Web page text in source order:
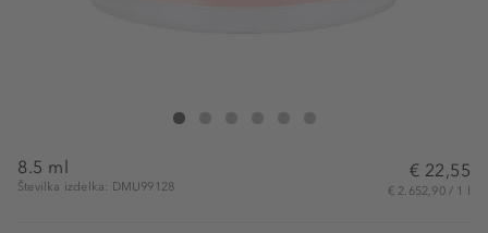
Douglas Collection Skin Augmenting Glow Powder Loose
8.5 ml
Številka izdelka: DMU99128
€ 22,55
€ 2.652,90 / 1 l